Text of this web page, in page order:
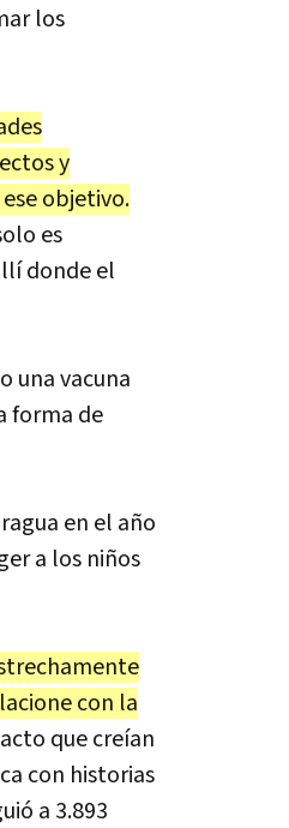
los
y
objetivo.
es
donde el
una vacuna
forma de
en el año
a los niños
con la
que creían
con historias
a 3.893